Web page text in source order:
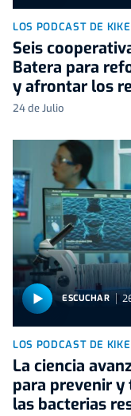
LOS PODCAST DE KIKE
Seis
Batera para
y afrontar los
24 de Julio
ESCUCHAR
LOS PODCAST DE KIKE
La ciencia
para prevenir
las bacterias